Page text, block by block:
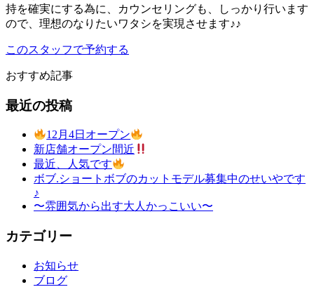
持を確実にする為に、カウンセリングも、しっかり行います
ので、理想のなりたいワタシを実現させます♪♪
このスタッフで予約する
おすすめ記事
最近の投稿
12月4日オープン
新店舗オープン間近
最近、人気です
ボブ.ショートボブのカットモデル募集中のせいやです
♪
〜雰囲気から出す大人かっこいい〜
カテゴリー
お知らせ
ブログ